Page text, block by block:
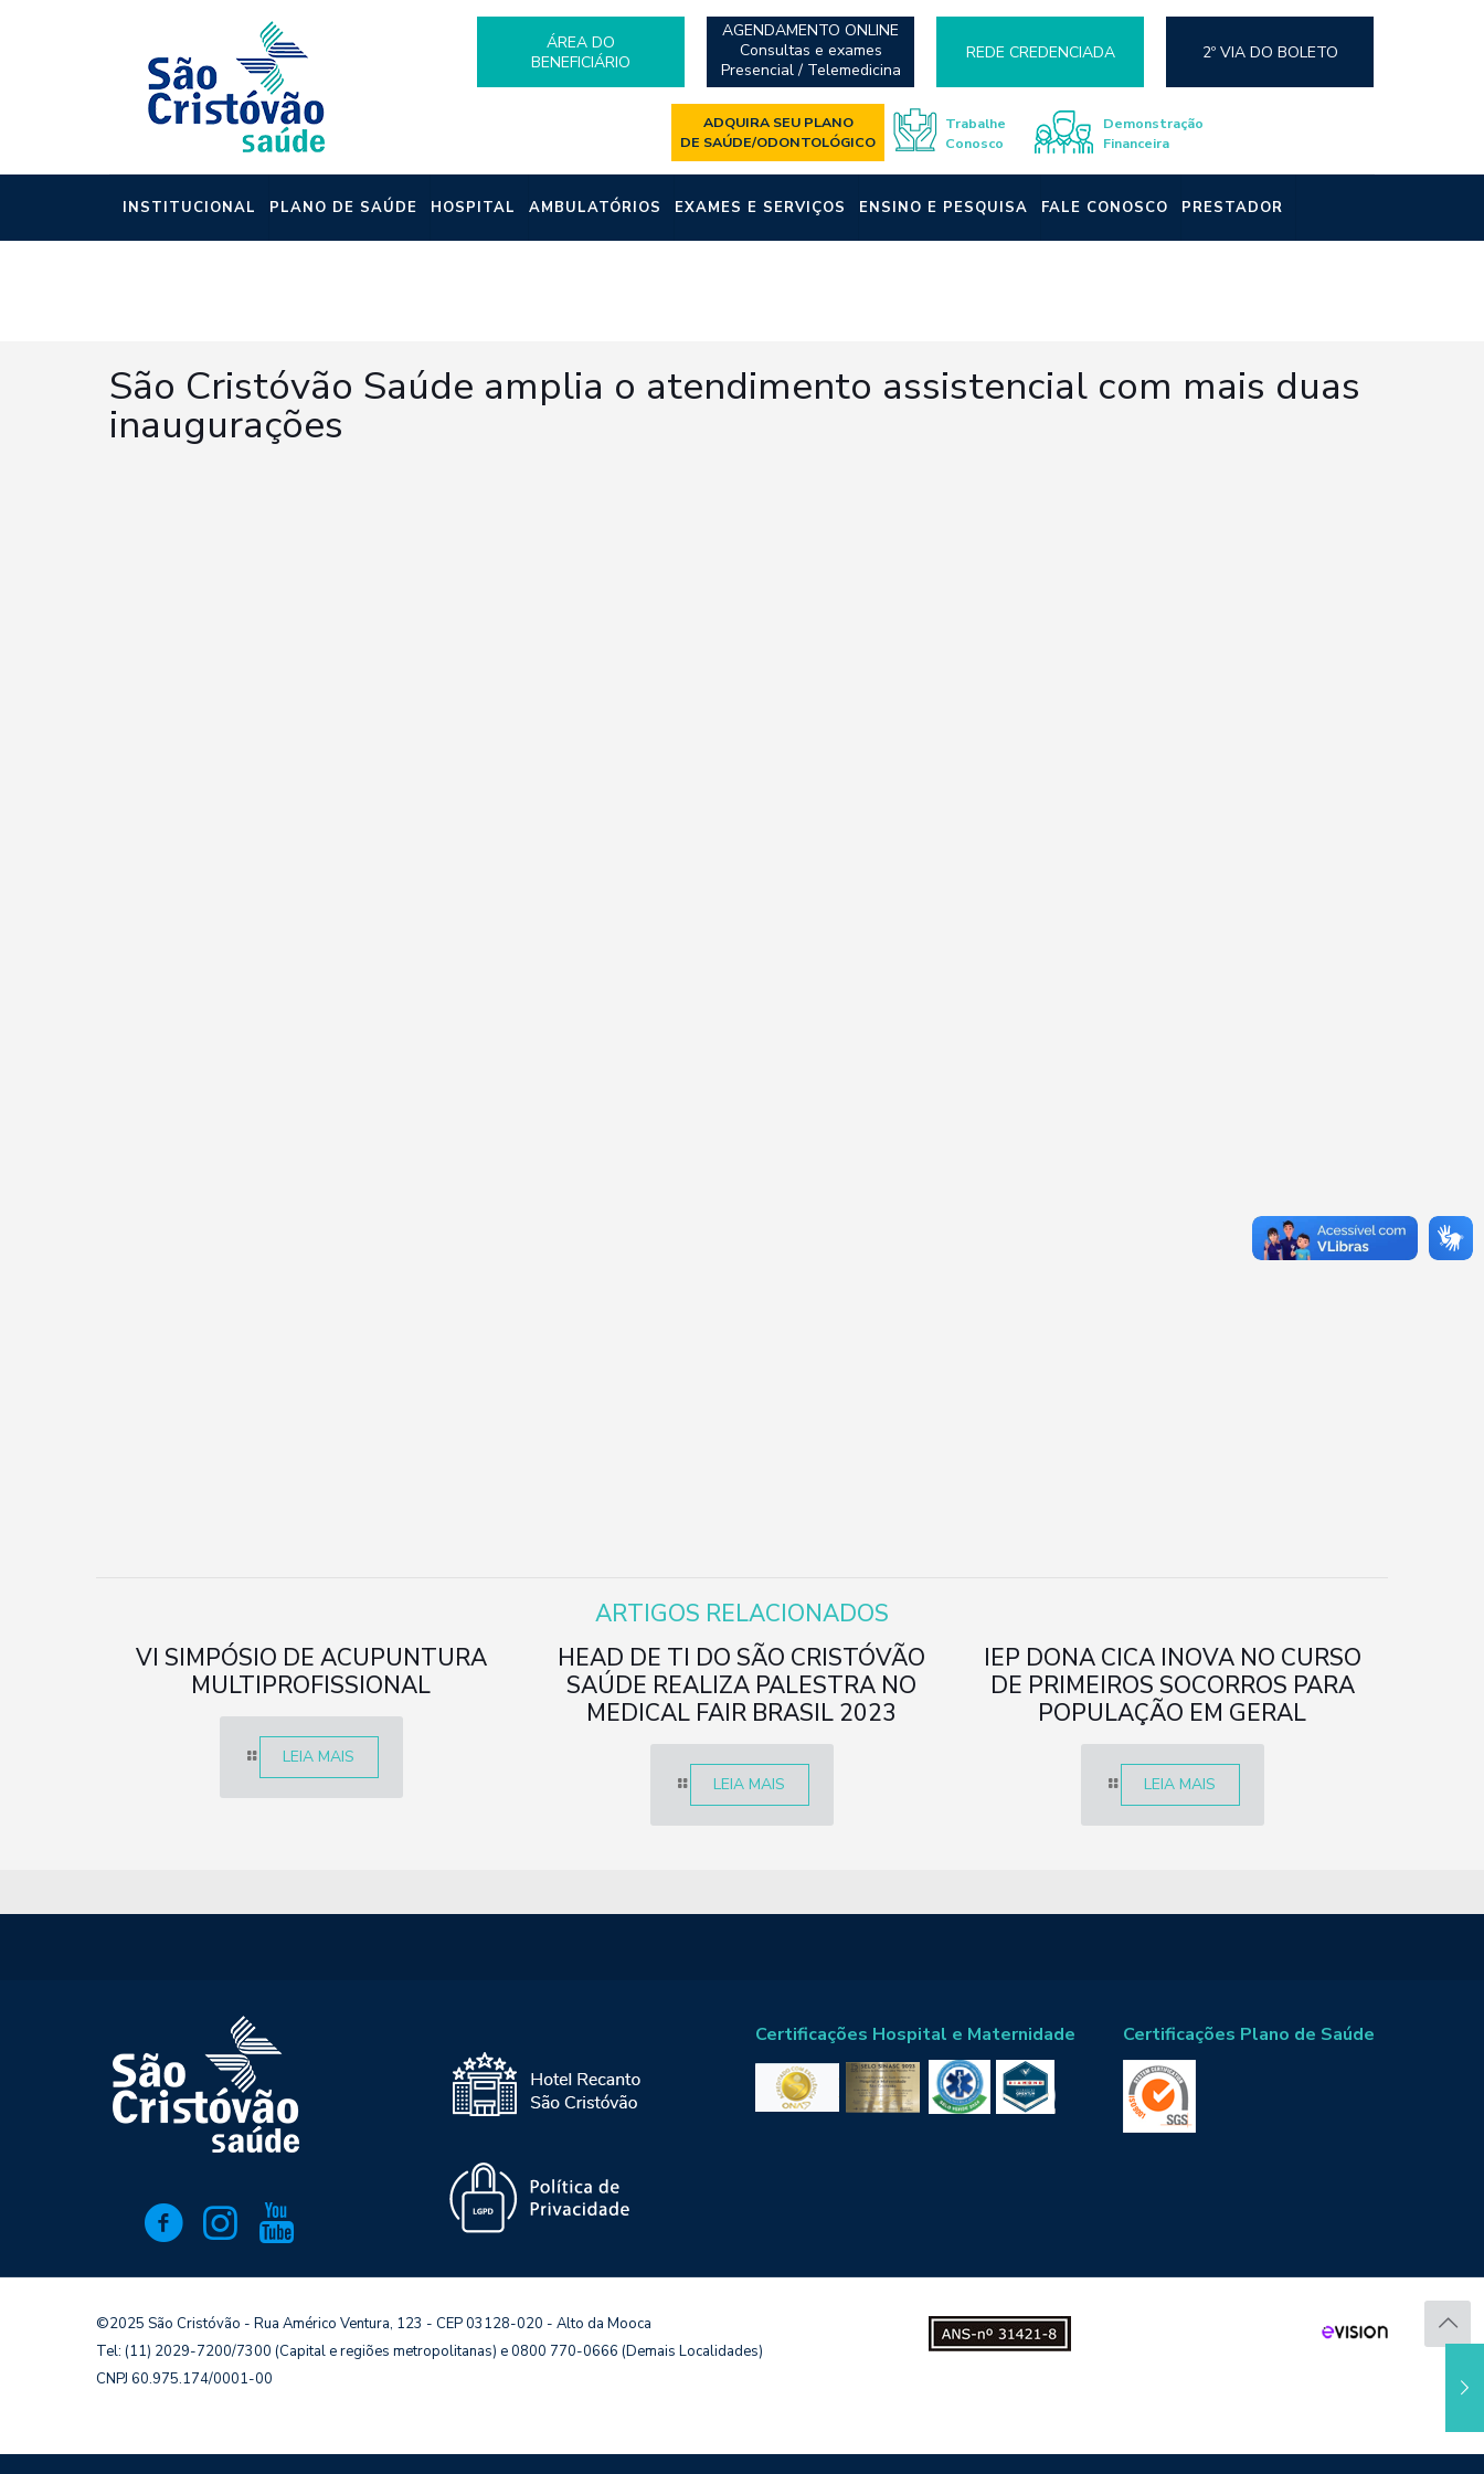
ÁREA DO
BENEFICIÁRIO
AGENDAMENTO ONLINE
Consultas e exames
Presencial / Telemedicina
REDE CREDENCIADA 2º VIA DO BOLETO
ADQUIRA SEU PLANO
DE SAÚDE/ODONTOLÓGICO
Trabalhe
Conosco
Demonstração
Financeira
INSTITUCIONAL PLANO DE SAÚDE HOSPITAL AMBULATÓRIOS EXAMES E SERVIÇOS ENSINO E PESQUISA FALE CONOSCO PRESTADOR
São Cristóvão Saúde amplia o atendimento assistencial com mais duas
inaugurações
ARTIGOS RELACIONADOS
VI SIMPÓSIO DE ACUPUNTURA
MULTIPROFISSIONAL
LEIA MAIS
HEAD DE TI DO SÃO CRISTÓVÃO
SAÚDE REALIZA PALESTRA NO
MEDICAL FAIR BRASIL 2023
LEIA MAIS
IEP DONA CICA INOVA NO CURSO
DE PRIMEIROS SOCORROS PARA
POPULAÇÃO EM GERAL
LEIA MAIS
Certificações Hospital e Maternidade Certificações Plano de Saúde
©2025 São Cristóvão - Rua Américo Ventura, 123 - CEP 03128-020 - Alto da Mooca
Tel: (11) 2029-7200/7300 (Capital e regiões metropolitanas) e 0800 770-0666 (Demais Localidades)
CNPJ 60.975.174/0001-00